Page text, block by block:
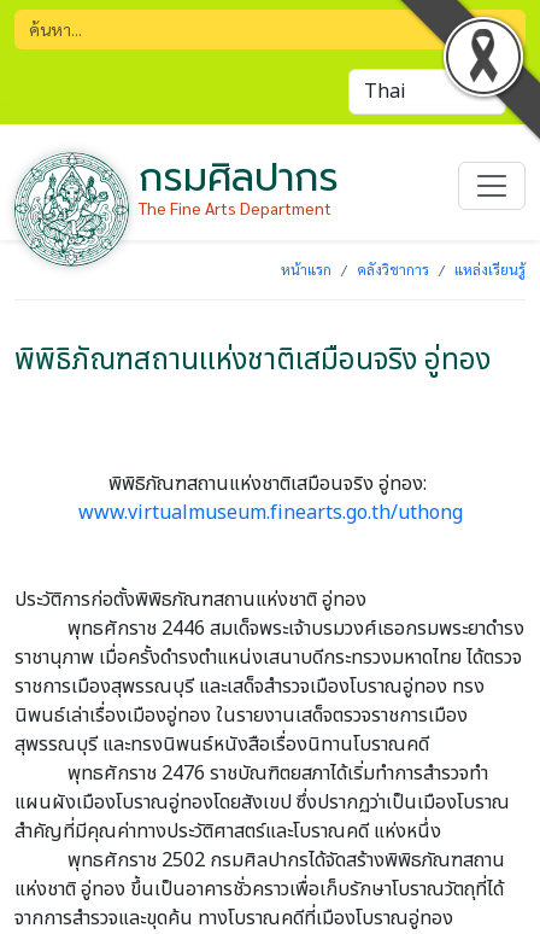
กรมศิลปากร
The Fine Arts Department
หน้าแรก คลังวิชาการ แหล่งเรียนรู้
พิพิธิภัณฑสถานแห่งชาติเสมือนจริง อู่ทอง
พิพิธิภัณฑสถานแห่งชาติเสมือนจริง อู่ทอง:
www.virtualmuseum.finearts.go.th/uthong
ประวัติการก่อตั้งพิพิธภัณฑสถานแห่งชาติ อู่ทอง
พุทธศักราช 2446 สมเด็จพระเจ้าบรมวงศ์เธอกรมพระยาดำรง
ราชานุภาพ เมื่อครั้งดำรงตำแหน่งเสนาบดีกระทรวงมหาดไทย ได้ตรวจ
ราชการเมืองสุพรรณบุรี และเสด็จสำรวจเมืองโบราณอู่ทอง ทรง
นิพนธ์เล่าเรื่องเมืองอู่ทอง ในรายงานเสด็จตรวจราชการเมือง
สุพรรณบุรี และทรงนิพนธ์หนังสือเรื่องนิทานโบราณคดี
พุทธศักราช 2476 ราชบัณฑิตยสภาได้เริ่มทำการสำรวจทำ
แผนผังเมืองโบราณอู่ทองโดยสังเขป ซึ่งปรากฏว่าเป็นเมืองโบราณ
สำคัญที่มีคุณค่าทางประวัติศาสตร์และโบราณคดี แห่งหนึ่ง
พุทธศักราช 2502 กรมศิลปากรได้จัดสร้างพิพิธภัณฑสถาน
แห่งชาติ อู่ทอง ขึ้นเป็นอาคารชั่วคราวเพื่อเก็บรักษาโบราณวัตถุที่ได้
จากการสำรวจและขุดค้น ทางโบราณคดีที่เมืองโบราณอู่ทอง